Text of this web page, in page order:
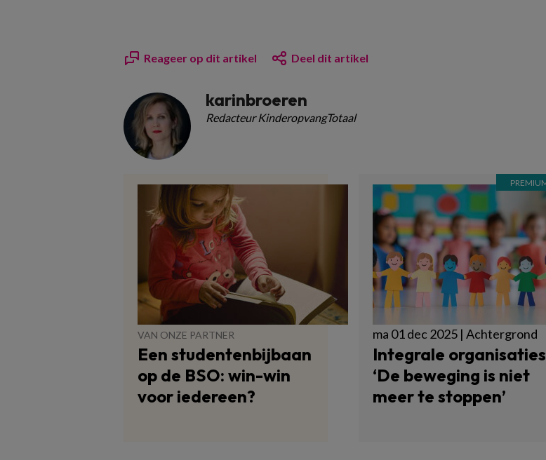
Reageer op dit artikel Deel dit artikel
karinbroeren
Redacteur KinderopvangTotaal
VAN ONZE PARTNER
Een studentenbijbaan
op de BSO: win-win
voor iedereen?
ma 01 dec 2025 | Achtergrond
Integrale organisaties
‘De beweging is niet
meer te stoppen’